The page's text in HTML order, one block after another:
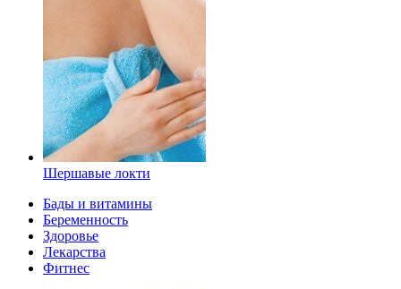
Шершавые локти
Бады и витамины
Беременность
Здоровье
Лекарства
Фитнес